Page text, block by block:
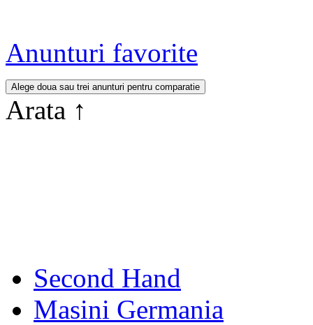
Anunturi favorite
Arata ↑
Second Hand
Masini Germania